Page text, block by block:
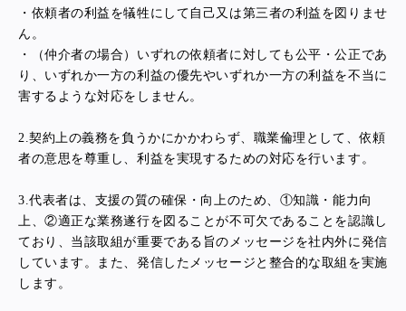
・依頼者の利益を犠牲にして自己又は第三者の利益を図りませ
ん。
・（仲介者の場合）いずれの依頼者に対しても公平・公正であ
り、いずれか一方の利益の優先やいずれか一方の利益を不当に
害するような対応をしません。
2.契約上の義務を負うかにかかわらず、職業倫理として、依頼
者の意思を尊重し、利益を実現するための対応を行います。
3.代表者は、支援の質の確保・向上のため、①知識・能力向
上、②適正な業務遂行を図ることが不可欠であることを認識し
ており、当該取組が重要である旨のメッセージを社内外に発信
しています。また、発信したメッセージと整合的な取組を実施
します。